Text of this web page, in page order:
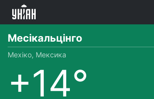
Месікальцінго
Мехіко, Мексика
+14°